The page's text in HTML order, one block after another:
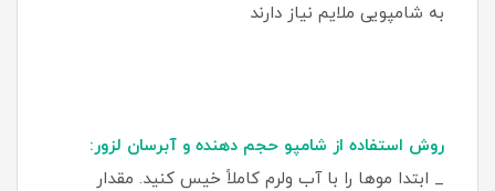
به شامپویی ملایم نیاز دارند
روش استفاده از شامپو حجم دهنده و آبرسان لزور:
_ ابتدا موها را با آب ولرم کاملاً خیس کنید. مقدار